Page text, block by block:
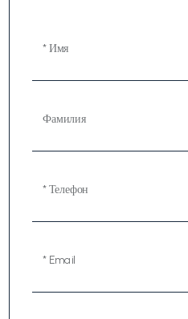
* Имя
Фамилия
* Телефон
* Email